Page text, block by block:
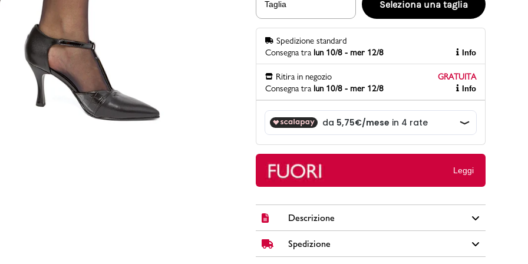
Scopri di più
la guida
Back to School 2026: la guida definitiva per il
rientro a scuola
PittaRosso
Gioco della scarpa al matrimonio e idee
divertenti con le calzature
Taglia Seleziona una taglia
Spedizione standard
Consegna tra lun 10/8 - mer 12/8 Info
Ritira in negozio
GRATUITA
Consegna tra lun 10/8 - mer 12/8 Info
Leggi
Descrizione
Décolleté da donna nere Lora Ferres, con tacco alto a
campana 8,5 cm, cinturino con fibbia e dettaglio effetto
Spedizione